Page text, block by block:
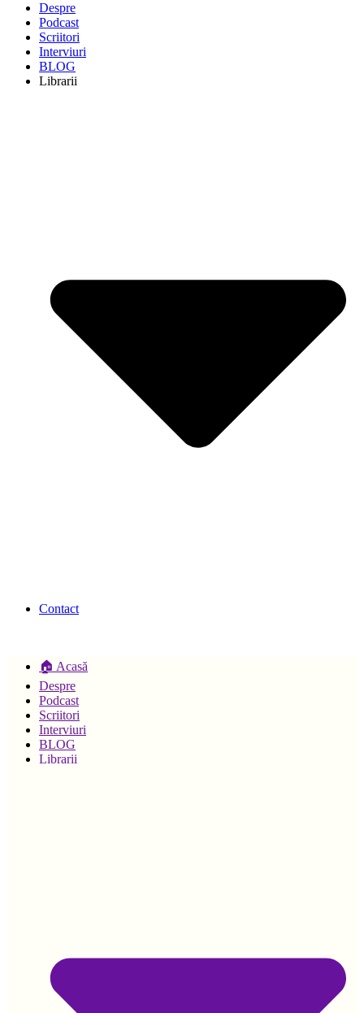
Despre
Podcast
Scriitori
Interviuri
BLOG
Librarii
Contact
🏠 Acasă
Despre
Podcast
Scriitori
Interviuri
BLOG
Librarii